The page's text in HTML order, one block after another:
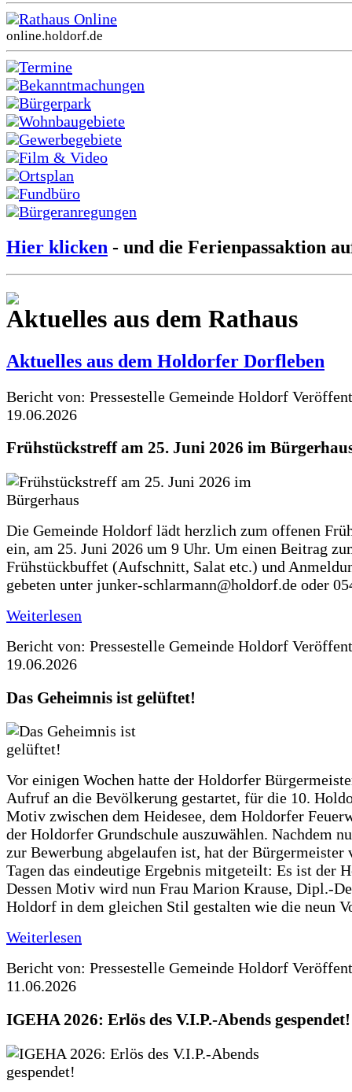
Rathaus Online
online.holdorf.de
Termine
Bekanntmachungen
Bürgerpark
Wohnbaugebiete
Gewerbegebiete
Film & Video
Ortsplan
Fundbüro
Bürgeranregungen
Hier klicken - und die Ferienpassaktion
Aktuelles aus dem Rathaus
Aktuelles aus dem Holdorfer Dorfleben
Bericht von: Pressestelle Gemeinde Holdorf
19.06.2026
Frühstückstreff am 25. Juni 2026 im
Die Gemeinde Holdorf lädt herzlich zum offenen
ein, am 25. Juni 2026 um 9 Uhr. Um einen Beitrag
Frühstückbuffet (Aufschnitt, Salat etc.) und
gebeten unter junker-schlarmann@holdorf.de oder
Weiterlesen
Bericht von: Pressestelle Gemeinde Holdorf
19.06.2026
Das Geheimnis ist gelüftet!
Vor einigen Wochen hatte der Holdorfer
Aufruf an die Bevölkerung gestartet, für die 10.
Motiv zwischen dem Heidesee, dem Holdorfer
der Holdorfer Grundschule auszuwählen. Nachdem
zur Bewerbung abgelaufen ist, hat der Bürgermeister
Tagen das eindeutige Ergebnis mitgeteilt: Es ist der
Dessen Motiv wird nun Frau Marion Krause, Dipl.-
Holdorf in dem gleichen Stil gestalten wie die neun
Weiterlesen
Bericht von: Pressestelle Gemeinde Holdorf
11.06.2026
IGEHA 2026: Erlös des V.I.P.-Abends gespendet!